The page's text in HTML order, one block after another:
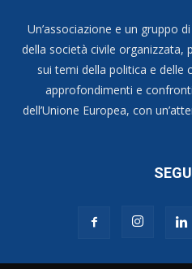
Un’associazione e un gruppo
della società civile organizzata,
sui temi della politica e delle
approfondimenti e
dell’Unione Europea, con